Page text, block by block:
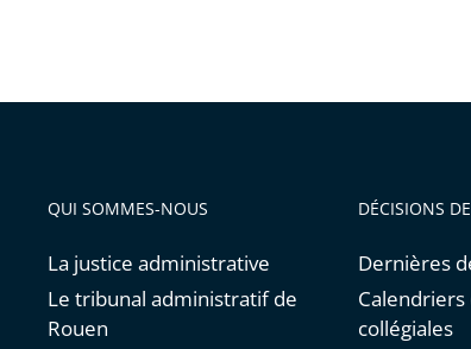
QUI SOMMES-NOUS
La justice administrative
Le tribunal administratif de
Rouen
DÉCISIONS
Dernières
Calendriers
collégiales